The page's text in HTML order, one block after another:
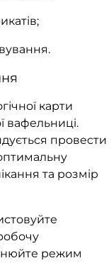
карти
вафельниці.
провести
та розмір
режим